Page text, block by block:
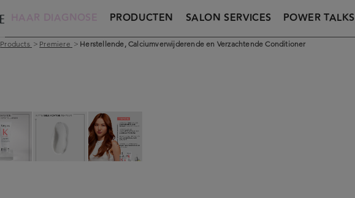
HAAR DIAGNOSE PRODUCTEN SALON SERVICES POWER TALKS
Products > Premiere > Herstellende, Calciumverwijderende en Verzachtende Conditioner